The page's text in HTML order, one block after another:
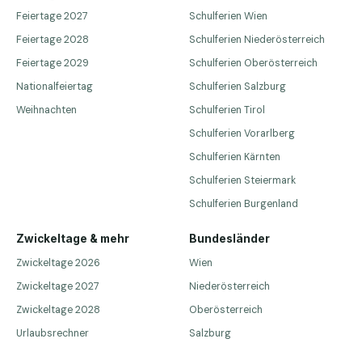
Feiertage 2027
Feiertage 2028
Feiertage 2029
Nationalfeiertag
Weihnachten
Schulferien Wien
Schulferien Niederösterreich
Schulferien Oberösterreich
Schulferien Salzburg
Schulferien Tirol
Schulferien Vorarlberg
Schulferien Kärnten
Schulferien Steiermark
Schulferien Burgenland
Zwickeltage & mehr
Zwickeltage 2026
Zwickeltage 2027
Zwickeltage 2028
Urlaubsrechner
Bundesländer
Wien
Niederösterreich
Oberösterreich
Salzburg